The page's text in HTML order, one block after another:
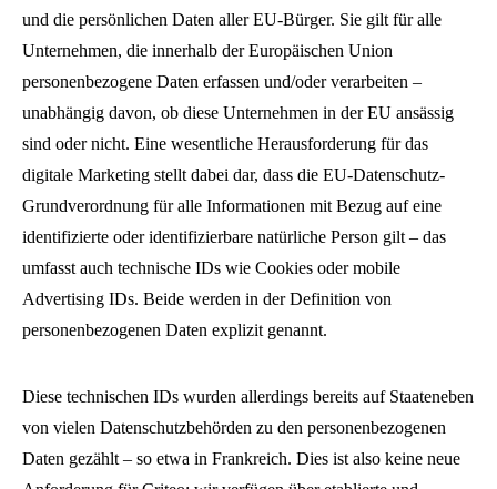
und die persönlichen Daten aller EU-Bürger. Sie gilt für alle
Unternehmen, die innerhalb der Europäischen Union
personenbezogene Daten erfassen und/oder verarbeiten –
unabhängig davon, ob diese Unternehmen in der EU ansässig
sind oder nicht. Eine wesentliche Herausforderung für das
digitale Marketing stellt dabei dar, dass die EU-Datenschutz-
Grundverordnung für alle Informationen mit Bezug auf eine
identifizierte oder identifizierbare natürliche Person gilt – das
umfasst auch technische IDs wie Cookies oder mobile
Advertising IDs. Beide werden in der Definition von
personenbezogenen Daten explizit genannt.
Diese technischen IDs wurden allerdings bereits auf Staateneben
von vielen Datenschutzbehörden zu den personenbezogenen
Daten gezählt – so etwa in Frankreich. Dies ist also keine neue